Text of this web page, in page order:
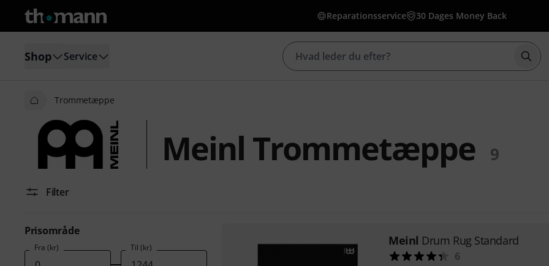
Reparationsservice 30 Dages Money Back
Shop Service
Trommetæppe
Meinl Trommetæppe 9
Filter
Prisområde
Fra (kr) Til (kr) Meinl Drum Rug Standard
6